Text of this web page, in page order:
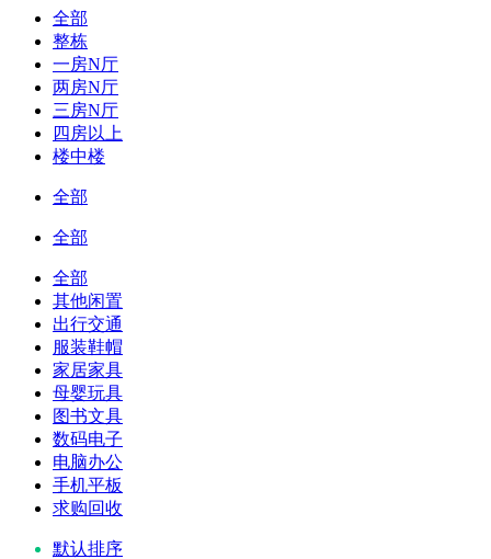
全部
整栋
一房N厅
两房N厅
三房N厅
四房以上
楼中楼
全部
全部
全部
其他闲置
出行交通
服装鞋帽
家居家具
母婴玩具
图书文具
数码电子
电脑办公
手机平板
求购回收
默认排序